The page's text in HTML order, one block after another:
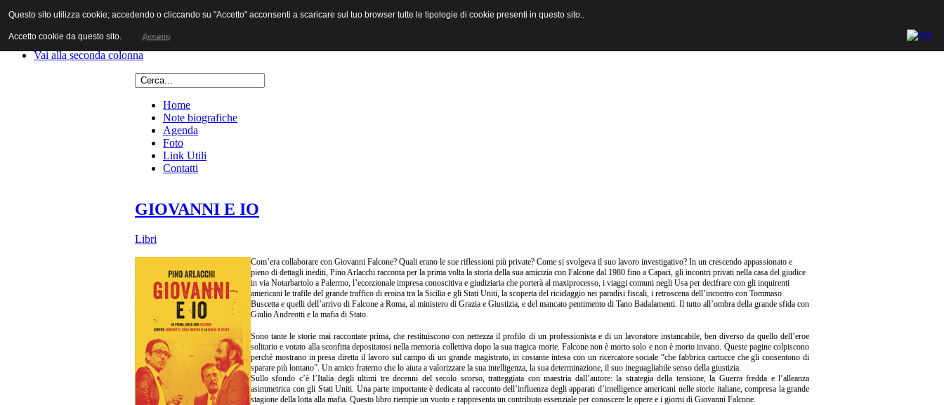
Vai al contenuto
Vai alla prima colonna
Vai alla seconda colonna
Home
Note biografiche
Agenda
Foto
Link Utili
Contatti
GIOVANNI E IO
Libri
Com’era collaborare con Giovanni Falcone? Quali erano le sue riflessioni più private? Come si svolgeva il suo lavoro investigativo? In un crescendo appassionato e
pieno di dettagli inediti, Pino Arlacchi racconta per la prima volta la storia della sua amicizia con Falcone dal 1980 fino a Capaci, gli incontri privati nella casa del giudice
in via Notarbartolo a Palermo, l’eccezionale impresa conoscitiva e giudiziaria che porterà al maxiprocesso, i viaggi comuni negli Usa per decifrare con gli inquirenti
americani le trafile del grande traffico di eroina tra la Sicilia e gli Stati Uniti, la scoperta del riciclaggio nei paradisi fiscali, i retroscena dell’incontro con Tommaso
Buscetta e quelli dell’arrivo di Falcone a Roma, al ministero di Grazia e Giustizia, e del mancato pentimento di Tano Badalamenti. Il tutto all’ombra della grande sfida con
Giulio Andreotti e la mafia di Stato.
Sono tante le storie mai raccontate prima, che restituiscono con nettezza il profilo di un professionista e di un lavoratore instancabile, ben diverso da quello dell’eroe
solitario e votato alla sconfitta depositatosi nella memoria collettiva dopo la sua tragica morte. Falcone non è morto solo e non è morto invano. Queste pagine colpiscono
perché mostrano in presa diretta il lavoro sul campo di un grande magistrato, in costante intesa con un ricercatore sociale “che fabbrica cartucce che gli consentono di
sparare più lontano”. Un amico fraterno che lo aiuta a valorizzare la sua intelligenza, la sua determinazione, il suo ineguagliabile senso della giustizia.
Sullo sfondo c’è l’Italia degli ultimi tre decenni del secolo scorso, tratteggiata con maestria dall’autore: la strategia della tensione, la Guerra fredda e l’alleanza
asimmetrica con gli Stati Uniti. Una parte importante è dedicata al racconto dell’influenza degli apparati d’intelligence americani nelle storie italiane, compresa la grande
stagione della lotta alla mafia. Questo libro riempie un vuoto e rappresenta un contributo essenziale per conoscere le opere e i giorni di Giovanni Falcone.
Questo sito utilizza cookie; accedendo o cliccando su "Accetto" acconsenti a scaricare sul tuo browser tutte le tipologie di cookie presenti in questo sito..
Accetto cookie da questo sito. Accetto